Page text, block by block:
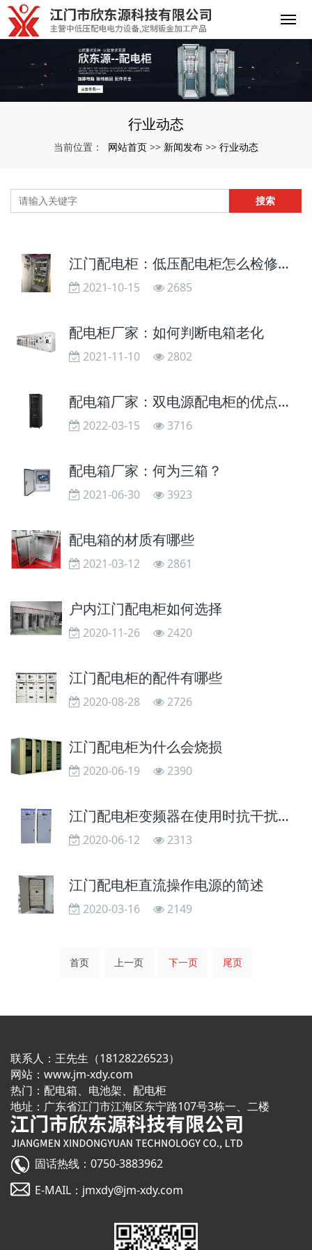
行业动态
当前位置： 网站首页 >> 新闻发布 >> 行业动态
搜索
江门配电柜：低压配电柜怎么检修保养
2021-10-15 2685
配电柜厂家：如何判断电箱老化
2021-11-10 2802
配电箱厂家：双电源配电柜的优点与应用
2022-03-15 3716
配电箱厂家：何为三箱？
2021-06-30 3923
配电箱的材质有哪些
2021-03-12 2861
户内江门配电柜如何选择
2020-11-26 2420
江门配电柜的配件有哪些
2020-08-28 2726
江门配电柜为什么会烧损
2020-06-19 2390
江门配电柜变频器在使用时抗干扰的措施
2020-06-12 2313
江门配电柜直流操作电源的简述
2020-03-16 2149
首页 上一页 下一页 尾页
联系人： 王先生（18128226523）
网站： www.jm-xdy.com
热门：配电箱、电池架、配电柜
地址：广东省江门市江海区东宁路107号3栋一、二楼
固话热线：0750-3883962
E-MAIL：jmxdy@jm-xdy.com